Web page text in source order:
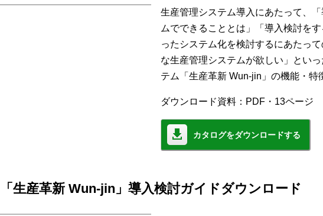
生産管理システム導入にあたって、
ムでできることとは」「導入検討を
ったシステム化を検討するにあたっ
な生産管理システムが欲しい」とい
テム「生産革新 Wun-jin」の機能・特
ダウンロード資料：PDF・13ページ
カタログをダウンロードする
「生産革新 Wun-jin」導入検討ガイドダウンロード